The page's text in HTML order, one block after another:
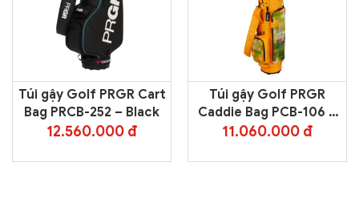
Túi gậy Golf PRGR Cart
Bag PRCB-252 – Black
12.560.000 đ
Túi gậy Golf PRGR
Caddie Bag PCB-106 –
Orange
11.060.000 đ